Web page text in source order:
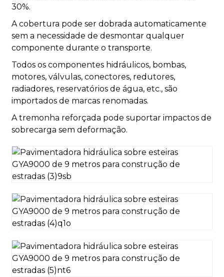
30%.
A cobertura pode ser dobrada automaticamente
sem a necessidade de desmontar qualquer
componente durante o transporte.
Todos os componentes hidráulicos, bombas,
motores, válvulas, conectores, redutores,
radiadores, reservatórios de água, etc., são
importados de marcas renomadas.
A tremonha reforçada pode suportar impactos de
sobrecarga sem deformação.